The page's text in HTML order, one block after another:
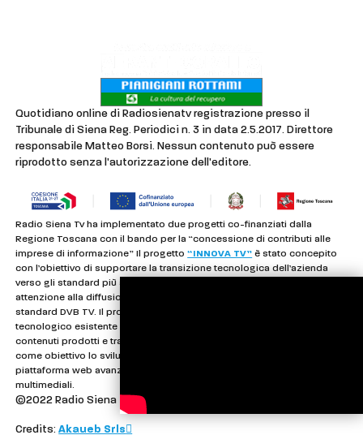
Quotidiano online di Radiosienatv registrazione presso il
Tribunale di Siena Reg. Periodici n. 3 in data 2.5.2017. Direttore
responsabile Matteo Borsi. Nessun contenuto può essere
riprodotto senza l'autorizzazione dell'editore.
Radio Siena Tv ha implementato due progetti co-finanziati dalla
Regione Toscana con il bando per la “concessione di contributi alle
imprese di informazione” Il progetto“INNOVA TV” è stato concepito
con l’obiettivo di supportare la transizione tecnologica dell’azienda
verso gli standard più avanzati dell’emittenza televisiva, con particolare
attenzione alla diffusione in alta definizione (HD) secondo i nuovi
standard DVB TV. Il progetto ha permesso di colmare il divario
tecnologico esistente e migliorare in modo significativo la qualità dei
contenuti prodotti e trasmessi. Il progetto
come obiettivo lo sviluppo, l’ottimizzazione e la manutenzione di una
piattaforma web avanzata per la distribuzione di contenuti
multimediali.
©2022 Radio Siena Tv • All right reserved.
Credits:Akaueb Srls